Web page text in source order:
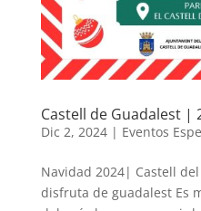
Castell de Guadalest |
Dic 2, 2024| Eventos
Navidad 2024| Castell
disfruta de guadalest Es